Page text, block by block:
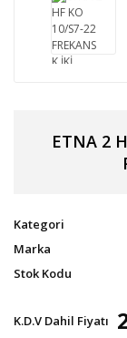
ETNA 2
Kategori
Marka
Stok Kodu
K.D.V Dahil Fiyatı